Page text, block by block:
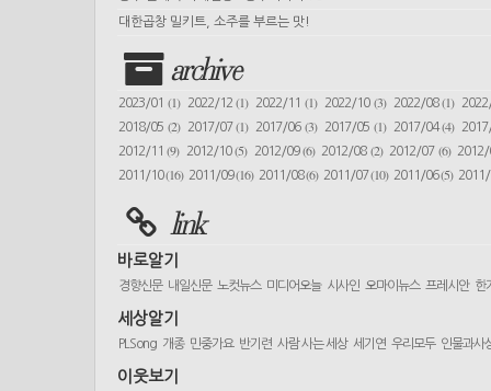
대한곱창 밀키트, 소주를 부르는 맛!
archive
2023/01 (1) 2022/12(1) 2022/11(1) 2022/10 (3) 2022/08(1)
2018/05 (2) 2017/07(1) 2017/06(3) 2017/05 (1) 2017/04(4)
2012/11(9) 2012/10(5) 2012/09(6) 2012/08 (2) 2012/07 (6)
2011/10(16) 2011/09(16) 2011/08(6) 2011/07(10) 2011/06(5)
link
바로알기
경향신문 내일신문 노컷뉴스 미디어오늘 시사인 오마이뉴스 프레시안 한
세상알기
PLSong 개종 민중가요 반기련 사람 사는 세상 세기연 우리모두 인물과사
이웃보기